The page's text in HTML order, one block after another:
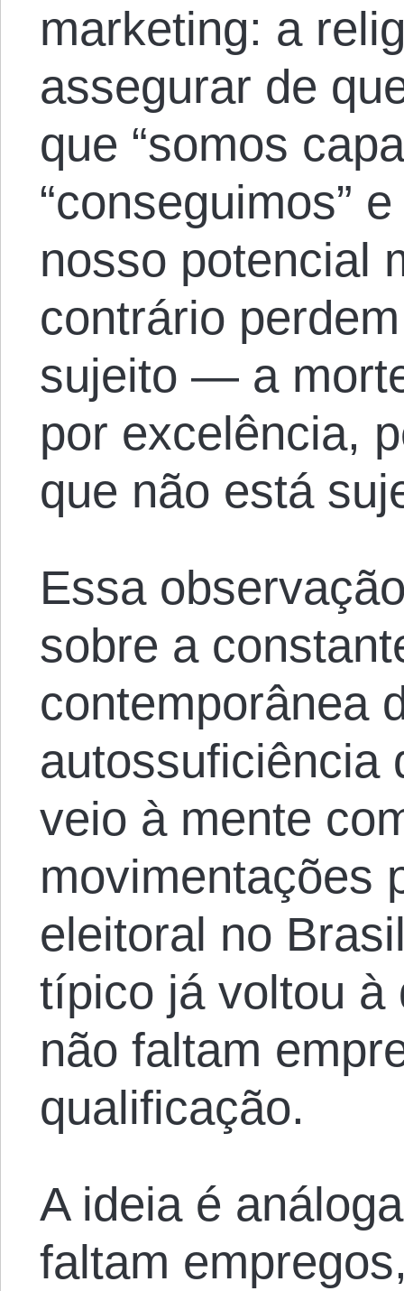
marketing: a
assegurar de
que “somos
“conseguimos”
nosso potencial
contrário
sujeito — a
por excelência,
que não está
Essa
sobre a
contemporânea
veio à mente
movimentações
eleitoral no
típico já voltou à
não faltam
qualificação.
A ideia é
faltam